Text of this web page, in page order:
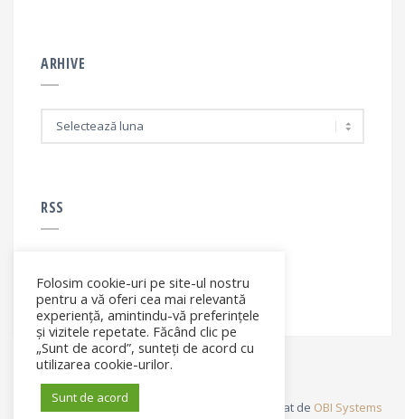
ARHIVE
RSS
RSS - articole
© Elena Filip. All rights reserved ® - Site dezvoltat de OBI Systems
Folosim cookie-uri pe site-ul nostru
pentru a vă oferi cea mai relevantă
experiență, amintindu-vă preferințele
și vizitele repetate. Făcând clic pe
„Sunt de acord”, sunteți de acord cu
utilizarea cookie-urilor.
Sunt de acord